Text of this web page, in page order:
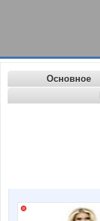
Основное